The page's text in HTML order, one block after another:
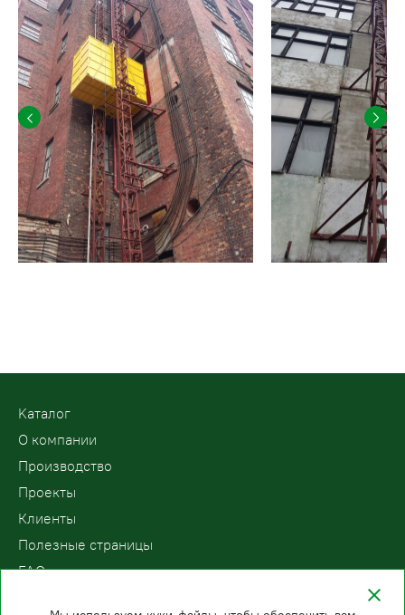
Kаталог
О компании
Производство
Проекты
Клиенты
Полезные страницы
FAQ